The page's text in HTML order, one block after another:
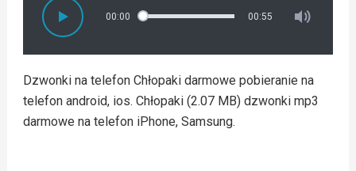
00:00 00:55
Dzwonki na telefon Chłopaki darmowe pobieranie na
telefon android, ios. Chłopaki (2.07 MB) dzwonki mp3
darmowe na telefon iPhone, Samsung.